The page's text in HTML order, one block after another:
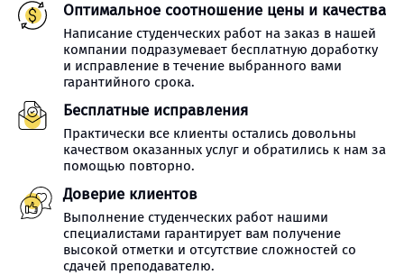
Оптимальное соотношение цены и качества
Написание студенческих работ на заказ в нашей
компании подразумевает бесплатную доработку
и исправление в течение выбранного вами
гарантийного срока.
Бесплатные исправления
Практически все клиенты остались довольны
качеством оказанных услуг и обратились к нам за
помощью повторно.
Доверие клиентов
Выполнение студенческих работ нашими
специалистами гарантирует вам получение
высокой отметки и отсутствие сложностей со
сдачей преподавателю.